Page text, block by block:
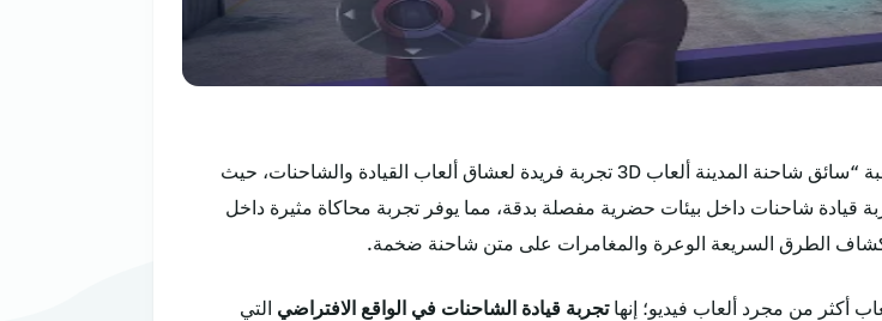
محاكى سائق شاحنة الدول العربية تحميل لعبة قيادة الشاحنات تقدم لعبة “سائق شاحنة المدينة ألعاب 3D تجربة فريدة لعشاق ألعاب القيادة والشاحنات، حيث
قيادة شاحنات داخل بيئات حضرية مفصلة بدقة، مما يوفر تجربة محاكاة مثيرة داخل
الطرق السريعة الوعرة والمغامرات على متن شاحنة ضخمة.
أكثر من مجرد ألعاب فيديو؛ إنهاتجربة قيادة الشاحنات في الواقع الافتراضي التي